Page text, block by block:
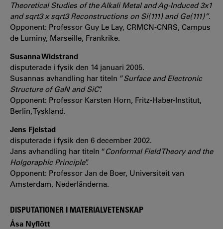
Theoretical Studies of the Alkali Metal and Ag-Induced 3x1
and sqrt3 x sqrt3 Reconstructions on Si(111) and Ge(111)”.
Opponent: Professor Guy Le Lay, CRMCN-CNRS, Campus
de Luminy, Marseille, Frankrike.
Susanna Widstrand
disputerade i fysik den 14 januari 2005.
Susannas avhandling har titeln ”Surface and Electronic
Structure of GaN and SiC”.
Opponent: Professor Karsten Horn, Fritz-Haber-Institut,
Berlin, Tyskland.
Jens Fjelstad
disputerade i fysik den 6 december 2002.
Jans avhandling har titeln “Conformal Field Theory and the
Holgoraphic Principle”.
Opponent: Professor Jan de Boer, Universiteit van
Amsterdam, Nederländerna.
DISPUTATIONER I MATERIALVETENSKAP
Åsa Nyflött